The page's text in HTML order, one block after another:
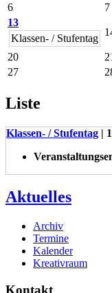
6
7
13
Klassen- / Stufentag
20
27
Liste
Klassen- / Stufentag |
Aktuelles
Archiv
Termine
Kalender
Kreativraum
Kontakt